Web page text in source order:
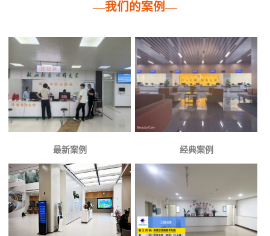
—我们的案例—
最新案例 经典案例